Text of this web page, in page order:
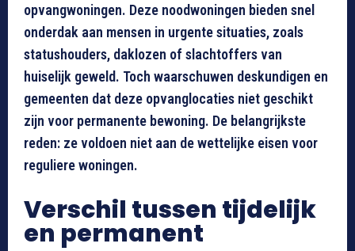
opvangwoningen. Deze noodwoningen bieden snel
onderdak aan mensen in urgente situaties, zoals
statushouders, daklozen of slachtoffers van
huiselijk geweld. Toch waarschuwen deskundigen en
gemeenten dat deze opvanglocaties niet geschikt
zijn voor permanente bewoning. De belangrijkste
reden: ze voldoen niet aan de wettelijke eisen voor
reguliere woningen.
Verschil tussen tijdelijk
en permanent